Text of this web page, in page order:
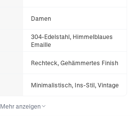
Damen
304-Edelstahl, Himmelblaues
Emaille
Rechteck, Gehämmertes Finish
Minimalistisch, Ins-Stil, Vintage
Mehr anzeigen